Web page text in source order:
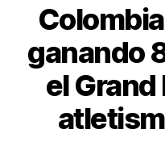
ganando
el Grand